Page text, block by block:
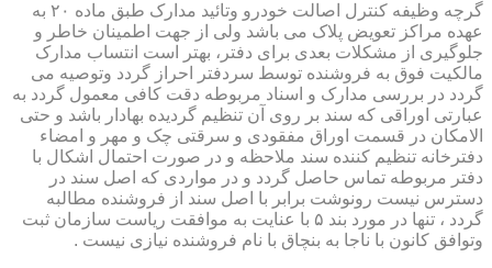
گرچه وظیفه کنترل اصالت خودرو وتائید مدارک طبق ماده ۲۰ به
عهده مراکز تعویض پلاک می باشد ولی از جهت اطمینان خاطر و
جلوگیری از مشکلات بعدی برای دفتر، بهتر است انتساب مدارک
مالکیت فوق به فروشنده توسط سردفتر احراز گردد وتوصیه می
گردد در بررسی مدارک و اسناد مربوطه دقت کافی معمول گردد به
عبارتی اوراقی که سند بر روی آن تنظیم گردیده بهادار باشد و حتی
الامکان در قسمت اوراق مفقودی و سرقتی چک و مهر و امضاء
دفترخانه تنظیم کننده سند ملاحظه و در صورت احتمال اشکال با
دفتر مربوطه تماس حاصل گردد و در مواردی که اصل سند در
دسترس نیست رونوشت برابر با اصل سند از فروشنده مطالبه
گردد ، تنها در مورد بند ۵ با عنایت به موافقت ریاست سازمان ثبت
وتوافق کانون با ناجا به بنچاق با نام فروشنده نیازی نیست .